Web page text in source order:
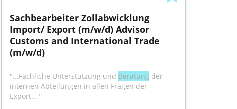
Sachbearbeiter Zollabwicklung
Import/ Export (m/w/d) Advisor
Customs and International Trade
(m/w/d)
"...Fachliche Unterstützung und Beratung der
internen Abteilungen in allen Fragen der
Export..."